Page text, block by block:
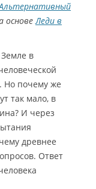
основеЛеди в
в
Но почему же
так мало, в
И через
древнее
Ответ